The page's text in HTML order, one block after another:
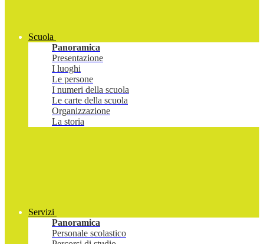
Scuola
Panoramica
Presentazione
I luoghi
Le persone
I numeri della scuola
Le carte della scuola
Organizzazione
La storia
Servizi
Panoramica
Personale scolastico